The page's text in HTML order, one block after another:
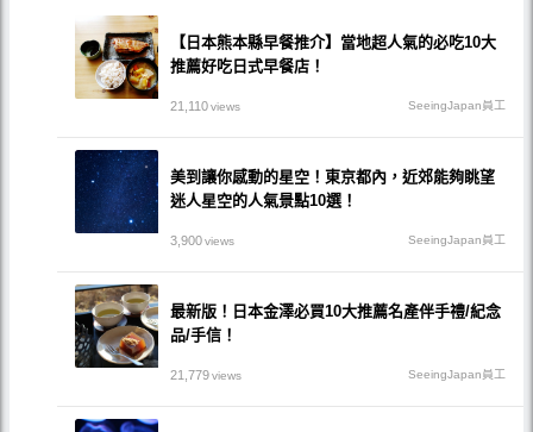
【日本熊本縣早餐推介】當地超人氣的必吃10大
推薦好吃日式早餐店！
21,110views SeeingJapan員工
美到讓你感動的星空！東京都內，近郊能夠眺望
迷人星空的人氣景點10選！
3,900views SeeingJapan員工
最新版！日本金澤必買10大推薦名產伴手禮/紀念
品/手信！
21,779views SeeingJapan員工